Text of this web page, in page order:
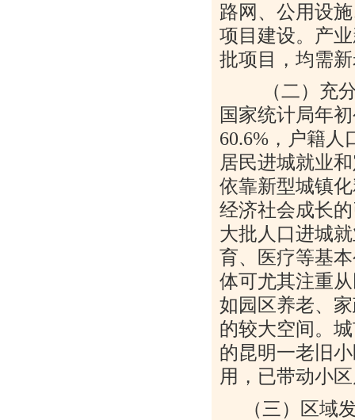
路网、公用设
项目建设。产
批项目，均需
（二）充分
国家统计局年
60.6% ，户籍人
居民进城就业
依靠新型城镇
经济社会成长
大批人口进城
育、医疗等基
体可尤其注重
如园区养老、
的较大空间。
的昆明一老旧
用，已带动小
（三）区域发